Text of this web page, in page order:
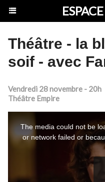
Théâtre - la
soif - avec
Vendredi 28 novembre - 20h
Théâtre Empire